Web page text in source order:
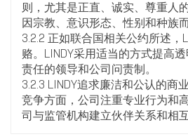
则，尤其是正直、诚实、尊重人
因宗教、意识形态、性别和种族而
3.2.2 正如联合国相关公约所述，
赂。LINDY采用适当的方式提高
责任的领导和公司问责制。
3.2.3 LINDY追求廉洁和公认的商
竞争方面，公司注重专业行为和
司与监管机构建立伙伴关系和相